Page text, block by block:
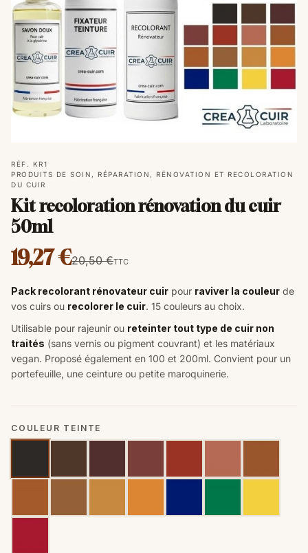
RÉF. KR1
PRODUITS DE SOIN, RÉPARATION, RÉNOVATION ET RECOLORATION
DU CUIR
Kit recoloration rénovation du cuir
50ml
19,27 €20,50 €TTC
Pack recolorant rénovateur cuir pour raviver la couleur de
vos cuirs ou recolorer le cuir. 15 couleurs au choix.
Utilisable pour rajeunir ou reteinter tout type de cuir non
traités (sans vernis ou pigment couvrant) et les matériaux
vegan. Proposé également en 100 et 200ml. Convient pour un
portefeuille, une ceinture ou petite maroquinerie.
COULEUR TEINTE